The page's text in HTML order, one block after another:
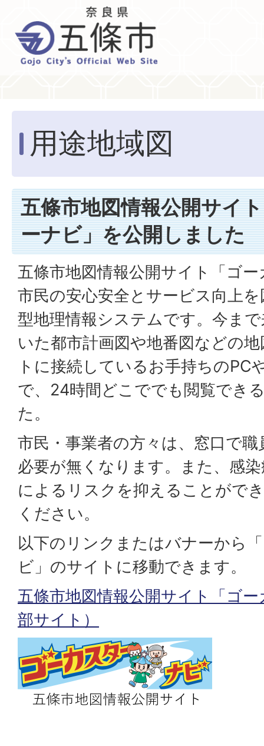
用途地域図
五條市地図情報公開サイ
ーナビ」を公開しました
五條市地図情報公開サイト「ゴ
市民の安心安全とサービス向上
型地理情報システムです。今ま
いた都市計画図や地番図などの
トに接続しているお手持ちのPC
で、24時間どこででも閲覧でき
た。
市民・事業者の方々は、窓口で
必要が無くなります。また、感
によるリスクを抑えることがで
ください。
以下のリンクまたはバナーから
ビ」のサイトに移動できます。
五條市地図情報公開サイト「ゴ
部サイト）